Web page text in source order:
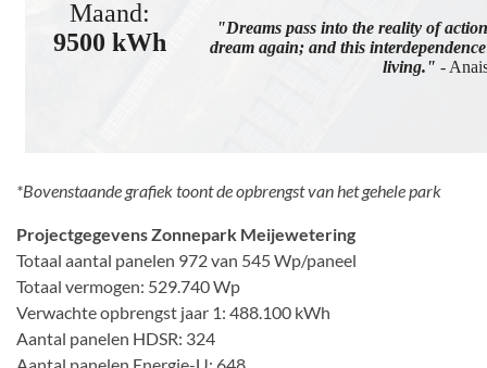
*Bovenstaande grafiek toont de opbrengst van het gehele park
Projectgegevens Zonnepark Meijewetering
Totaal aantal panelen 972 van 545 Wp/paneel
Totaal vermogen: 529.740 Wp
Verwachte opbrengst jaar 1: 488.100 kWh
Aantal panelen HDSR: 324